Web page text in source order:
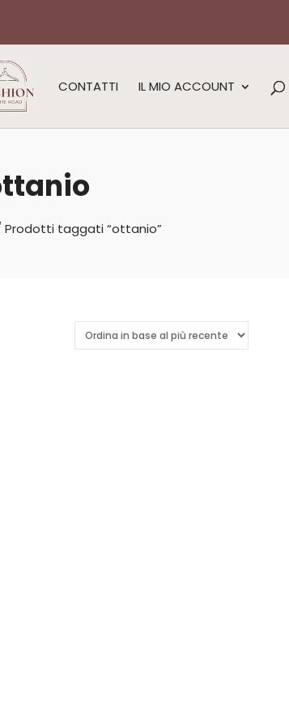
CONTATTI IL MIO ACCOUNT
Prodotti taggati “ottanio”